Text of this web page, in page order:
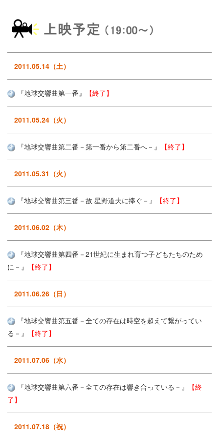
2011.05.14（土）
『地球交響曲第一番』 【終了】
2011.05.24（火）
『地球交響曲第二番－第一番から第二番へ－』 【終了】
2011.05.31（火）
『地球交響曲第三番－故 星野道夫に捧ぐ－』 【終了】
2011.06.02（木）
『地球交響曲第四番－21世紀に生まれ育つ子どもたちのため
に－』
【終了】
2011.06.26（日）
『地球交響曲第五番－全ての存在は時空を超えて繋がってい
る－』
【終了】
2011.07.06（水）
『地球交響曲第六番－全ての存在は響き合っている－』
【終
了】
2011.07.18（祝）